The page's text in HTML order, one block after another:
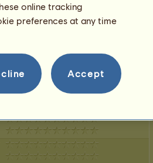
online tracking
preferences at any time
Accept